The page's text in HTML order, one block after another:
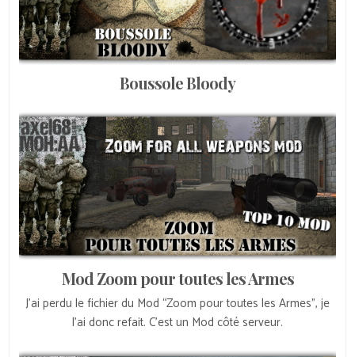
Boussole Bloody
Mod Zoom pour toutes les Armes
J’ai perdu le fichier du Mod “Zoom pour toutes les Armes”, je
l’ai donc refait. C’est un Mod côté serveur.